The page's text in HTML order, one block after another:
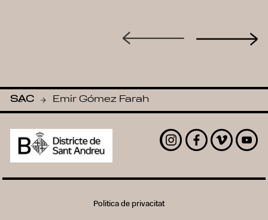
SAC
- Emir Gómez Farah
Instagram
Facebook
Vimeo
Politica de privacitat